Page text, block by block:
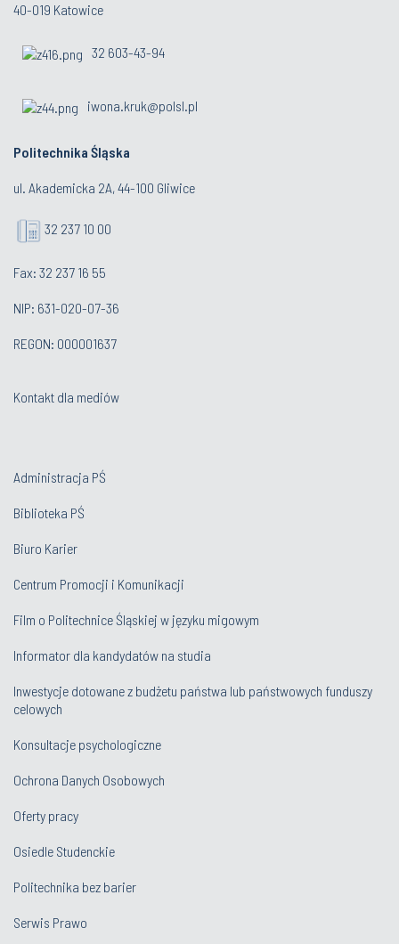
40-019 Katowice
32 603-43-94
iwona.kruk@polsl.pl
Politechnika Śląska
ul. Akademicka 2A, 44-100 Gliwice
32 237 10 00
Fax: 32 237 16 55
NIP: 631-020-07-36
REGON: 000001637
Kontakt dla mediów
Administracja PŚ
Biblioteka PŚ
Biuro Karier
Centrum Promocji i Komunikacji
Film o Politechnice Śląskiej w języku migowym
Informator dla kandydatów na studia
Inwestycje dotowane z budżetu państwa lub państwowych funduszy
celowych
Konsultacje psychologiczne
Ochrona Danych Osobowych
Oferty pracy
Osiedle Studenckie
Politechnika bez barier
Serwis Prawo